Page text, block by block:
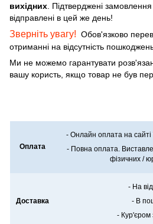
вихідних . Підтверджені
відправлені в цей же день!
Зверніть увагу! Обов'язково
отриманні на відсутність
Ми не можемо гарантувати
вашу користь, якщо товар не був
Оплата
- Онлайн оплата на
- Повна оплата.
фізичних /
Доставка
- На
- В
- Кур'єром